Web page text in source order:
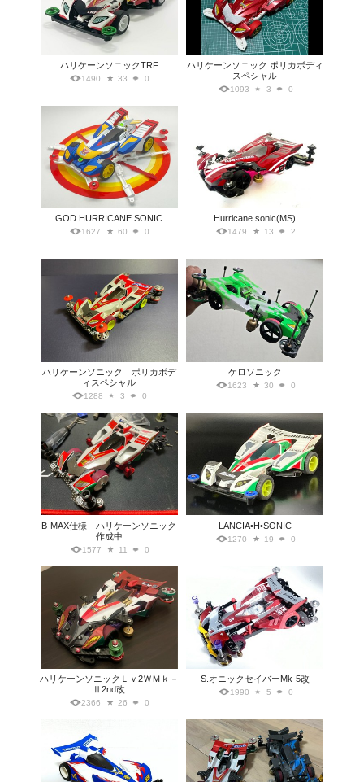
ハリケーンソニックTRF
1490 33 0
ハリケーンソニック ポリカボディ
スペシャル
1093 3 0
GOD HURRICANE SONIC
1627 60 0
Hurricane sonic(MS)
1479 13 2
ハリケーンソニック ポリカボデ
ィスペシャル
1288 3 0
ケロソニック
1623 30 0
B-MAX仕様 ハリケーンソニック
作成中
1577 11 0
LANCIA•H•SONIC
1270 19 0
ハリケーンソニックＬｖ2ＷＭｋ－
Ⅱ2nd改
2366 26 0
S.オニックセイバーMk-5改
1990 5 0